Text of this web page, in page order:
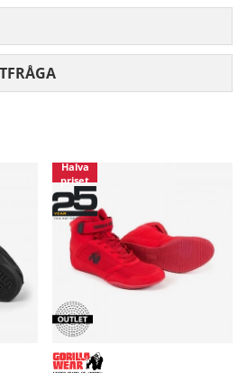
Halva
priset